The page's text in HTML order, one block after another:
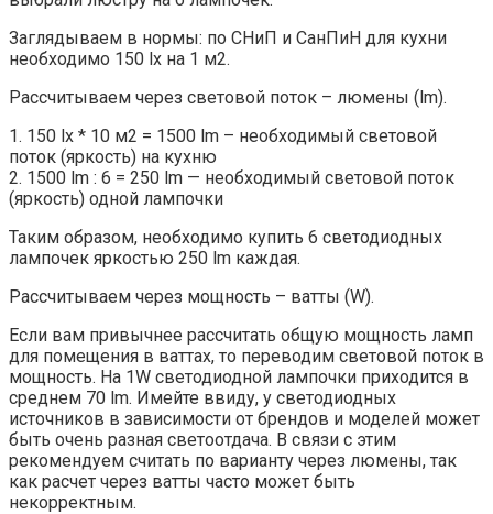
Заглядываем в нормы: по СНиП и СанПиН для кухни
необходимо 150 lx на 1 м2.
Рассчитываем через световой поток – люмены (lm).
1. 150 lx * 10 м2 = 1500 lm – необходимый световой
поток (яркость) на кухню
2. 1500 lm : 6 = 250 lm — необходимый световой поток
(яркость) одной лампочки
Таким образом, необходимо купить 6 светодиодных
лампочек яркостью 250 lm каждая.
Рассчитываем через мощность – ватты (W).
Если вам привычнее рассчитать общую мощность ламп
для помещения в ваттах, то переводим световой поток в
мощность. На 1W светодиодной лампочки приходится в
среднем 70 lm. Имейте ввиду, у светодиодных
источников в зависимости от брендов и моделей может
быть очень разная светоотдача. В связи с этим
рекомендуем считать по варианту через люмены, так
как расчет через ватты часто может быть
некорректным.